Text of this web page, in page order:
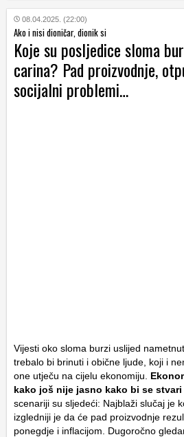
08.04.2025. (22:00)
Ako i nisi dioničar, dionik si
Koje su posljedice sloma
carina? Pad proizvodnje,
socijalni problemi…
Vijesti oko sloma burzi uslijed
trebalo bi brinuti i obične ljude, koji i
one utječu na cijelu ekonomiju.
kako još nije jasno kako bi se
scenariji su sljedeći: Najblaži slučaj je
izgledniji je da će pad proizvodnje
ponegdje i inflacijom. Dugoročno